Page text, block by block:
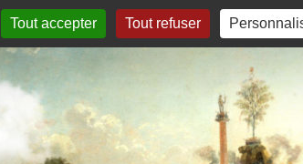
Tout accepter Tout refuser